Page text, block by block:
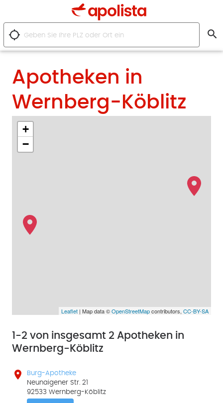
location_searching search
Apotheken in
Wernberg-Köblitz
+
−
Leaflet | Map data ©OpenStreetMapcontributors,CC-BY-SA
1-2 von insgesamt 2 Apotheken in
Wernberg-Köblitz

Burg-Apotheke
Neunaigener Str. 21
92533 Wernberg-Köblitz